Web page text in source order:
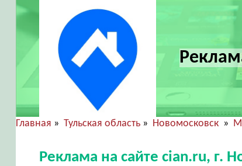
Главная » Тульская область» Новомосковск »
Реклама на сайте cian.ru, г.